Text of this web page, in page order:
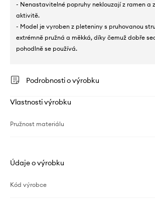
- Nenastavitelné popruhy neklouzají z ramen a
aktivitě.
- Model je vyroben z pleteniny s pruhovanou
extrémně pružná a měkká, díky čemuž dobře
pohodlně se používá.
Podrobnosti o výrobku
Vlastnosti výrobku
Pružnost materiálu
Údaje o výrobku
Kód výrobce